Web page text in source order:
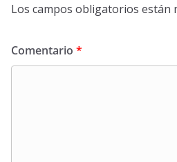
Los campos obligatorios están
Comentario *